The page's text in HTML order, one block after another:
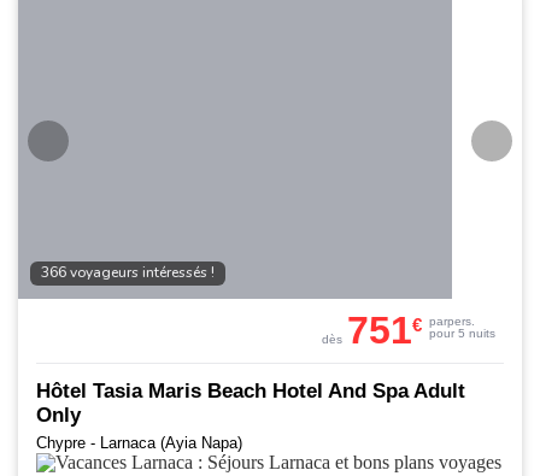
366 voyageurs intéressés !
Hôtel Tasia Maris Beach Hotel And Spa Adult
Only
Chypre - Larnaca (Ayia Napa)
dès 751€ parpers.
pour 5 nuits